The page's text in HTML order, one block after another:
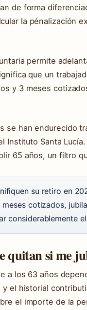
de forma
la pénalización
permite
que un
y 3 meses
se han endurecido
Instituto Santa
65 años, un filtro
su retiro en
cotizados,
considerablemente
quitan si me
a los 63 años
el historial
el importe de la